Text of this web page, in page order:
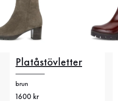
Platåstövletter
brun
Nytt pris
1600 kr